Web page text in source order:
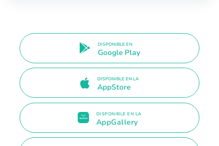
DISPONIBLE EN
Google Play
DISPONIBLE EN LA
AppStore
DISPONIBLE EN LA
AppGallery